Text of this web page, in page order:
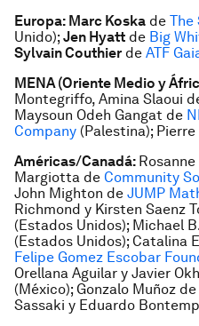
Europa: Marc Koska de The
Unido);Jen Hyatt de Big
Sylvain Couthier de ATF
MENA (Oriente Medio y
Montegriffo, Amina Slaoui
Maysoun Odeh Gangat de
Company (Palestina);
Américas/Canadá:
Margiotta de Community
John Mighton de JUMP
Richmond y Kirsten Saenz
(Estados Unidos); Michael
(Estados Unidos); Catalina
Felipe Gomez Escobar
Orellana Aguilar y Javier
(México); Gonzalo Muñoz de
Sassaki y Eduardo